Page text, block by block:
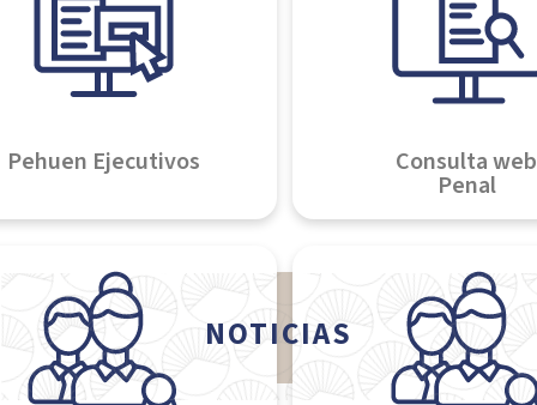
NOTICIAS
Pehuen Ejecutivos Consulta web
Penal